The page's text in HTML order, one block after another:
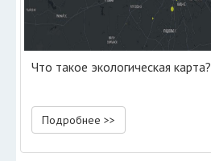
Что такое экологическая карта?
Подробнее >>